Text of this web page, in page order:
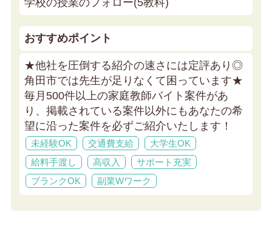
学校の授業のフォロー(5教科)
おすすめポイント
★他社を圧倒する紹介の速さには定評あり◎
角田市では先生が足りなくて困っています★
毎月500件以上の家庭教師バイト案件があ
り、掲載されている案件以外にもあなたの希
望に沿った案件を必ずご紹介いたします！
未経験OK 交通費支給
大学生OK
給料手渡し
高収入
サポート充実
ブランクOK
副業Wワーク